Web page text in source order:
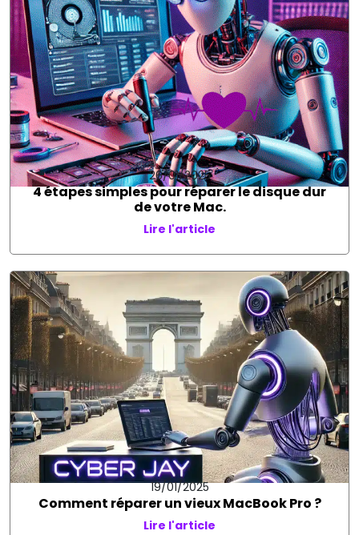
26/01/2025
4 étapes simples pour réparer le disque dur
de votre Mac.
Lire l'article
19/01/2025
Comment réparer un vieux MacBook Pro ?
Lire l'article